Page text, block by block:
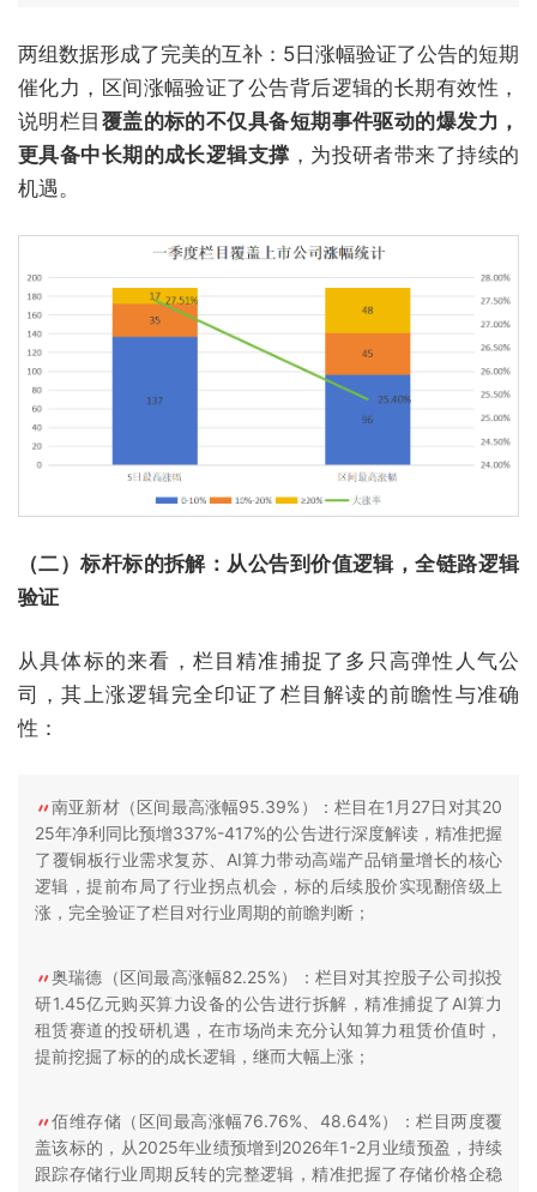
两组数据形成了完美的互补：5日涨幅验证了公告的短期
催化力，区间涨幅验证了公告背后逻辑的长期有效性，
说明栏目 覆盖的标的不仅具备短期事件驱动的爆发力，
更具备中长期的成长逻辑支撑 ，为投研者带来了持续的
机遇。
（二）标杆标的拆解：从公告到价值逻辑，全链路逻辑
验证
从具体标的来看，栏目精准捕捉了多只高弹性人气公
司，其上涨逻辑完全印证了栏目解读的前瞻性与准确
性：
南亚新材（区间最高涨幅95.39%）：栏目在1月27日对其20
25年净利同比预增337%-417%的公告进行深度解读，精准把握
了覆铜板行业需求复苏、AI算力带动高端产品销量增长的核心
逻辑，提前布局了行业拐点机会，标的后续股价实现翻倍级上
涨，完全验证了栏目对行业周期的前瞻判断；
奥瑞德（区间最高涨幅82.25%）：栏目对其控股子公司拟投
研1.45亿元购买算力设备的公告进行拆解，精准捕捉了AI算力
租赁赛道的投研机遇，在市场尚未充分认知算力租赁价值时，
提前挖掘了标的的成长逻辑，继而大幅上涨；
佰维存储（区间最高涨幅76.76%、48.64%）：栏目两度覆
盖该标的，从2025年业绩预增到2026年1-2月业绩预盈，持续
跟踪存储行业周期反转的完整逻辑，精准把握了存储价格企稳